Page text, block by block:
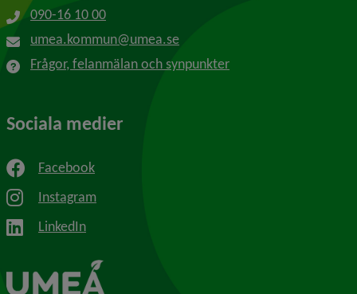
090-16 10 00
umea.kommun@umea.se
Frågor, felanmälan och synpunkter
Sociala medier
Facebook
Instagram
LinkedIn